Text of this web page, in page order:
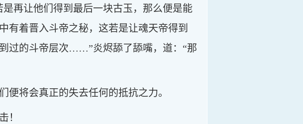
再让他们得到最后一块古玉，那么便是能
有着晋入斗帝之秘，这若是让魂天帝得到
过的斗帝层次……”炎烬舔了舔嘴，道：“那
便将会真正的失去任何的抵抗之力。
！